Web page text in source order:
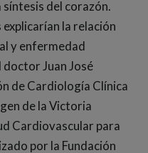
del corazón.
la relación
y enfermedad
doctor Juan José
de Cardiología Clínica
de la Victoria
Cardiovascular para
por la Fundación